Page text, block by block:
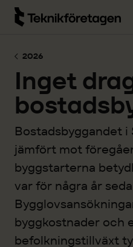
Hoppa till huvudinnehåll
2026
Inget
Bostadsbyggandet
jämfört mot
byggstarterna
var för några år
byggkostnader och
befolkningstillväxt